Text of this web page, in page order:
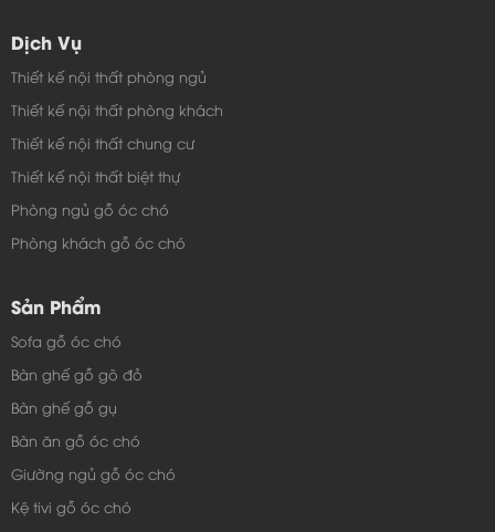
Dịch Vụ
Thiết kế nội thất phòng ngủ
Thiết kế nội thất phòng khách
Thiết kế nội thất chung cư
Thiết kế nội thất biệt thự
Phòng ngủ gỗ óc chó
Phòng khách gỗ óc chó
Sản Phẩm
Sofa gỗ óc chó
Bàn ghế gỗ gõ đỏ
Bàn ghế gỗ gụ
Bàn ăn gỗ óc chó
Giường ngủ gỗ óc chó
Kệ tivi gỗ óc chó